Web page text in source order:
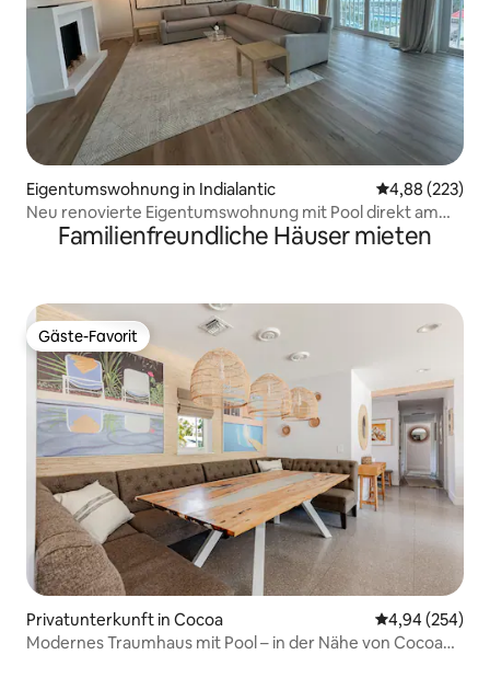
Eigentumswohnung in Indialantic
4,88 (223)
Neu renovierte Eigentumswohnung mit Pool direkt am
Strand.Familienfreundliche Häuser mieten
Gäste-Favorit
Gäste-Favorit
Privatunterkunft in Cocoa
4,94 (254)
Modernes Traumhaus mit Pool – in der Nähe von Cocoa